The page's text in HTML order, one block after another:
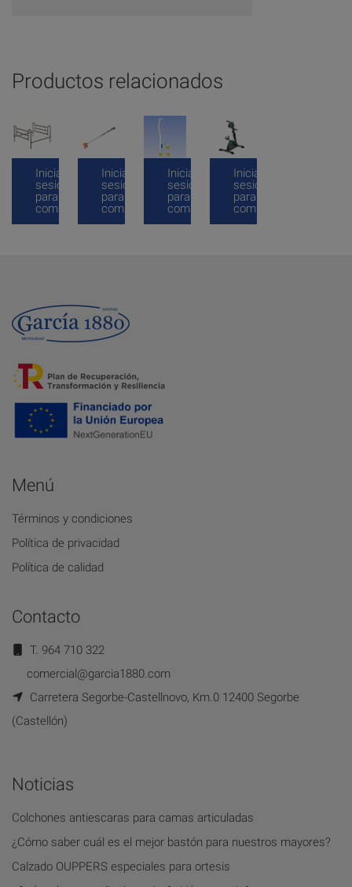
Productos relacionados
Inicia
sesión
para
comprar
Inicia
sesión
para
comprar
Inicia
sesión
para
comprar
Inicia
sesión
para
comprar
Menú
Términos y condiciones
Política de privacidad
Política de calidad
Contacto
T. 964 710 322
comercial@garcia1880.com
Carretera Segorbe-Castellnovo, Km.0 12400 Segorbe
(Castellón)
Noticias
Colchones antiescaras para camas articuladas
¿Cómo saber cuál es el mejor bastón para nuestros mayores?
Calzado OUPPERS especiales para ortesis